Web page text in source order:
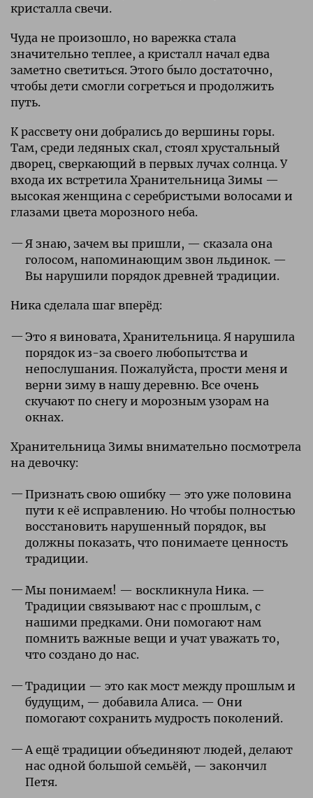
кристалла свечи.
Чуда не произошло, но варежка стала
значительно теплее, а кристалл начал едва
заметно светиться. Этого было достаточно,
чтобы дети смогли согреться и продолжить
путь.
К рассвету они добрались до вершины горы.
Там, среди ледяных скал, стоял хрустальный
дворец, сверкающий в первых лучах солнца. У
входа их встретила Хранительница Зимы —
высокая женщина с серебристыми волосами и
глазами цвета морозного неба.
Я знаю, зачем вы пришли, — сказала она
голосом, напоминающим звон льдинок. —
Вы нарушили порядок древней традиции.
Ника сделала шаг вперёд:
Это я виновата, Хранительница. Я нарушила
порядок из-за своего любопытства и
непослушания. Пожалуйста, прости меня и
верни зиму в нашу деревню. Все очень
скучают по снегу и морозным узорам на
окнах.
Хранительница Зимы внимательно посмотрела
на девочку:
Признать свою ошибку — это уже половина
пути к её исправлению. Но чтобы полностью
восстановить нарушенный порядок, вы
должны показать, что понимаете ценность
традиции.
Мы понимаем! — воскликнула Ника. —
Традиции связывают нас с прошлым, с
нашими предками. Они помогают нам
помнить важные вещи и учат уважать то,
что создано до нас.
Традиции — это как мост между прошлым и
будущим, — добавила Алиса. — Они
помогают сохранить мудрость поколений.
А ещё традиции объединяют людей, делают
нас одной большой семьёй, — закончил
Петя.